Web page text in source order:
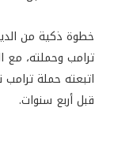
خطوة ذكية من
ترامب وحملته، مع
اتبعته حملة
قبل أربع سنوات.